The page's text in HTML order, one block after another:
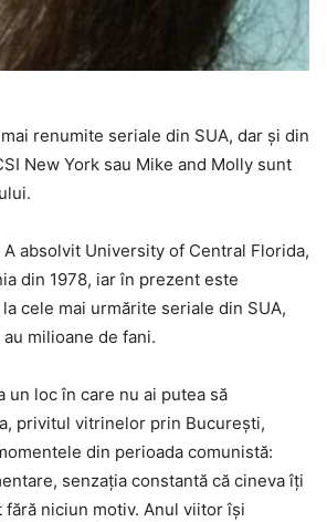
renumite seriale din SUA, dar și din
New York sau Mike and Molly sunt
absolvit University of Central Florida,
din 1978, iar în prezent este
cele mai urmărite seriale din SUA,
milioane de fani.
un loc în care nu ai putea să
privitul vitrinelor prin București,
din perioada comunistă:
senzația constantă că cineva îți
niciun motiv. Anul viitor își